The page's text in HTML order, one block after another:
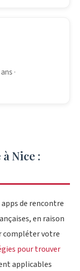
·
Nice :
de rencontre
en raison
compléter votre
pour trouver
applicables